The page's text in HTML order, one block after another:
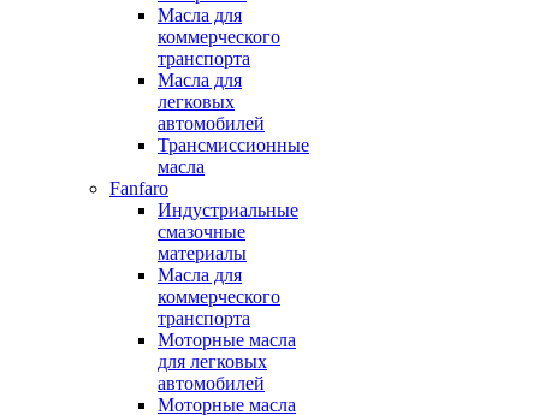
Масла для
коммерческого
транспорта
Масла для
легковых
автомобилей
Трансмиссионные
масла
Fanfaro
Индустриальные
смазочные
материалы
Масла для
коммерческого
транспорта
Моторные масла
для легковых
автомобилей
Моторные масла